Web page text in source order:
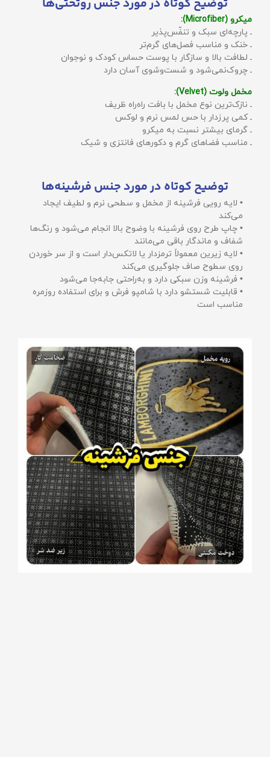
توضیح کوتاه در مورد جنس روتختی‌ها
میکرو (Microfiber):
ـ پارچه‌ای سبک و تنفّس‌پذیر
ـ خنک و مناسب فصل‌های گرم‌تر
ـ لطافت بالا و سازگار با پوست حساس کودک و نوجوان
ـ چروک‌نمی‌شود و شست‌وشوی آسان دارد
مخمل ولوت (Velvet):
ـ نازک‌ترین نوع مخمل با بافت راه‌راه ظریف
ـ کمی پرزدار با حس لمس نرم و لوکس
ـ گرمای بیشتر نسبت به میکرو
ـ مناسب فضاهای گرم و دکورهای فانتزی و شیک
توضیح کوتاه در مورد جنس فرشینه‌ها
• لایه رویی فرشینه از مخمل و سطحی نرم و لطیف ایجاد
می‌کند
• چاپ طرح روی فرشینه با وضوح بالا انجام می‌شود و رنگ‌ها
شفاف و ماندگار باقی می‌مانند
• لایه زیرین معمولاً ترمزدار یا لاتکس‌دار است و از سر خوردن
روی سطوح صاف جلوگیری می‌کند
• فرشینه وزن سبکی دارد و به‌راحتی جابه‌جا می‌شود
• قابلیت شستشو دارد با شامپو فرش و برای استفاده روزمره
مناسب است